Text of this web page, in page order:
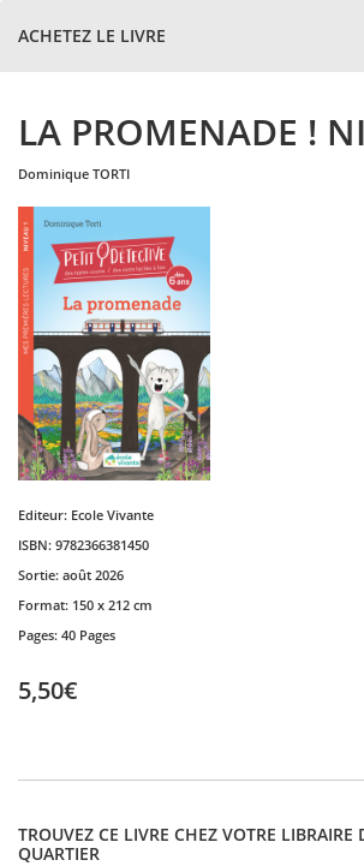
ACHETEZ LE LIVRE
LA PROMENADE !
dominique TORTI
Editeur: Ecole Vivante
ISBN: 9782366381450
Sortie: août 2026
Format: 150 x 212 cm
Pages: 40 Pages
5,50€
TROUVEZ CE LIVRE CHEZ VOTRE LIBRAIRE
QUARTIER